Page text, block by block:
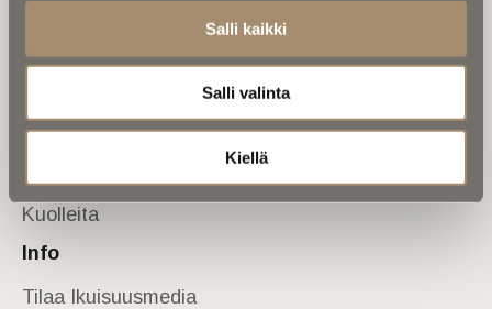
Salli kaikki
Salli valinta
Kiellä
Muistokirjoituksia
Kuolema koskettaa
Asiantuntijoilta
Kuolleita
Info
Tilaa Ikuisuusmedia